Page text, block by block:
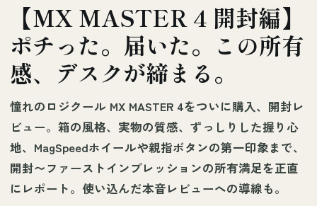
【MX MASTER 4 開封編】
ポチった。届いた。この所有
感、デスクが締まる。
憧れのロジクール MX MASTER 4をついに購入、開封レ
ビュー。箱の風格、実物の質感、ずっしりした握り心
地、MagSpeedホイールや親指ボタンの第一印象まで、
開封〜ファーストインプレッションの所有満足を正直
にレポート。使い込んだ本音レビューへの導線も。